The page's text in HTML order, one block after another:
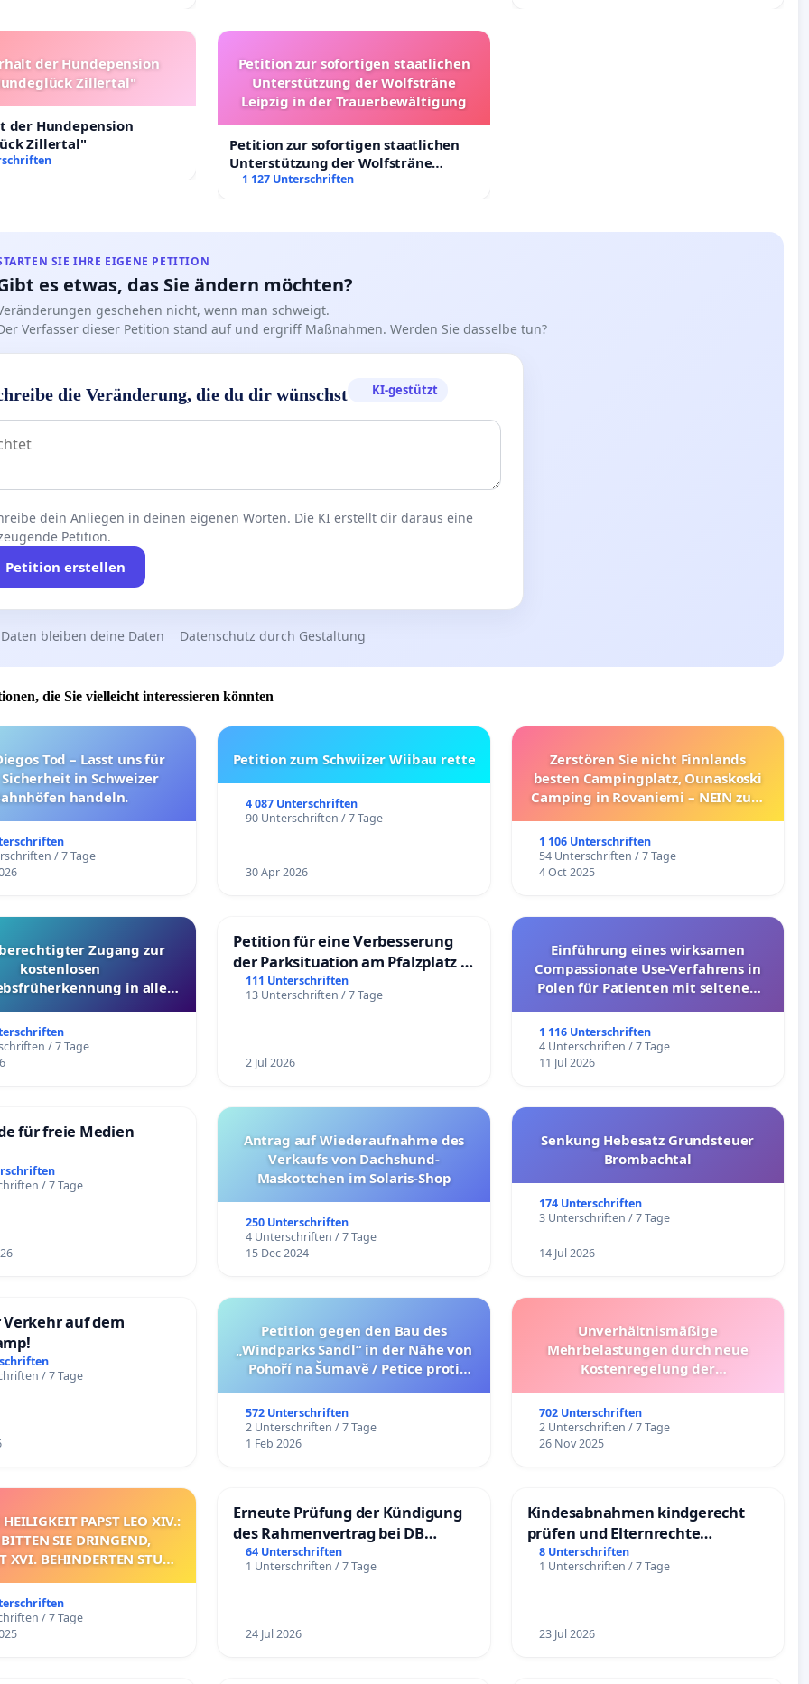
der Hundepension
Zillertal"
der Hundepension
Zillertal"
Petition zur sofortigen staatlichen
Unterstützung der Wolfsträne
Leipzig in der Trauerbewältigung
Petition zur sofortigen staatlichen
Unterstützung der Wolfsträne
Leipzig in der Trauerbewältigung
1 127 Unterschriften
SIE IHRE EIGENE PETITION
es etwas, das Sie ändern möchten?
geschehen nicht, wenn man schweigt.
Verfasser dieser Petition stand auf und ergriff Maßnahmen. Werden Sie dasselbe tun?
die Veränderung, die du dir wünschst KI-gestützt
dein Anliegen in deinen eigenen Worten. Die KI erstellt dir daraus eine
Petition.
Petition erstellen
bleiben deine Daten Datenschutz durch Gestaltung
die Sie vielleicht interessieren könnten
Tod – Lasst uns für
in Schweizer
handeln.
/ 7 Tage
Petition zum Schwiizer Wiibau rette
4 087 Unterschriften
90 Unterschriften / 7 Tage
30 Apr 2026
Zerstören Sie nicht Finnlands
besten Campingplatz, Ounaskoski
Camping in Rovaniemi – NEIN zum
1 106 Unterschriften
54 Unterschriften / 7 Tage
4 Oct 2025
Zugang zur
kostenlosen
in allen
/ 7 Tage
Petition für eine Verbesserung
der Parksituation am Pfalzplatz in
Mannheim
111 Unterschriften
13 Unterschriften / 7 Tage
2 Jul 2026
Einführung eines wirksamen
Compassionate Use-Verfahrens in
Polen für Patienten mit seltenen
1 116 Unterschriften
4 Unterschriften / 7 Tage
11 Jul 2026
für freie Medien
/ 7 Tage
Antrag auf Wiederaufnahme des
Verkaufs von Dachshund-
Maskottchen im Solaris-Shop
250 Unterschriften
4 Unterschriften / 7 Tage
15 Dec 2024
Senkung Hebesatz Grundsteuer
Brombachtal
174 Unterschriften
3 Unterschriften / 7 Tage
14 Jul 2026
auf dem
/ 7 Tage
Petition gegen den Bau des
„Windparks Sandl“ in der Nähe von
Pohoří na Šumavě / Petice proti
nedaleko Pohoří na Šumavě (česká
verze petice níže)
572 Unterschriften
2 Unterschriften / 7 Tage
1 Feb 2026
Unverhältnismäßige
Mehrbelastungen durch neue
Kostenregelung der
Überprüfung und Alternativen
702 Unterschriften
2 Unterschriften / 7 Tage
26 Nov 2025
PAPST LEO XIV.:
SIE DRINGEND,
XVI. BEHINDERTEN STUHL
VERFAHREN
EINZULEITEN.
/ 7 Tage
Erneute Prüfung der Kündigung
des Rahmenvertrag bei DB
Fahrwegdienste Gmbh
64 Unterschriften
1 Unterschriften / 7 Tage
24 Jul 2026
Kindesabnahmen kindgerecht
prüfen und Elternrechte
schützen
8 Unterschriften
1 Unterschriften / 7 Tage
23 Jul 2026